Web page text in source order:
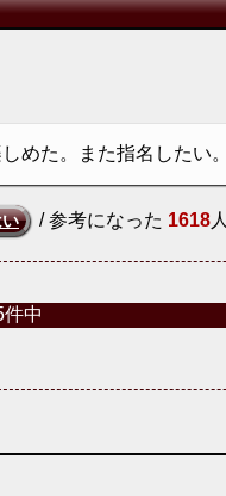
めた。また指名したい。
/ 参考になった 1618人
中